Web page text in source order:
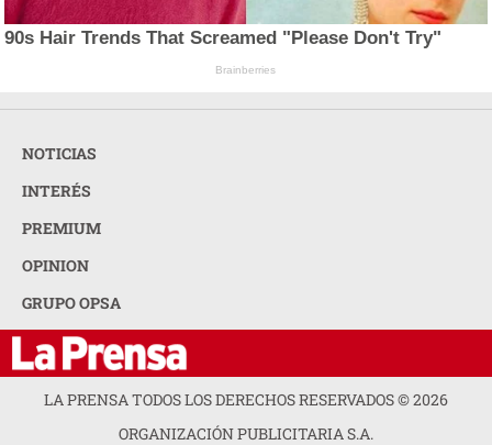
90s Hair Trends That Screamed "Please Don't Try"
Brainberries
NOTICIAS
INTERÉS
PREMIUM
OPINION
GRUPO OPSA
LA PRENSA TODOS LOS DERECHOS RESERVADOS ©2026
ORGANIZACIÓN PUBLICITARIA S.A.